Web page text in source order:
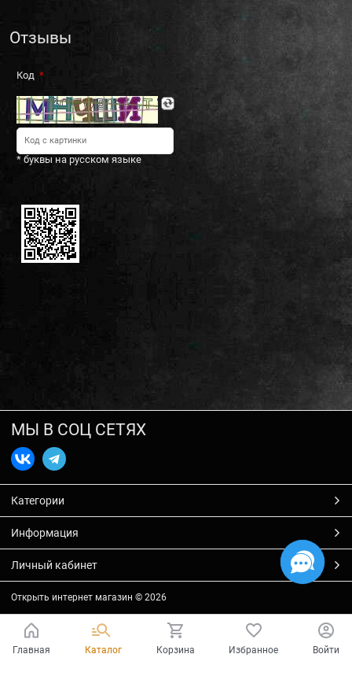
Отзывы
Код
* буквы на русском языке
МЫ В СОЦ СЕТЯХ
Категории
Информация
Личный кабинет
Открыть интернет магазин © 2026
Главная Каталог Корзина Избранное Войти